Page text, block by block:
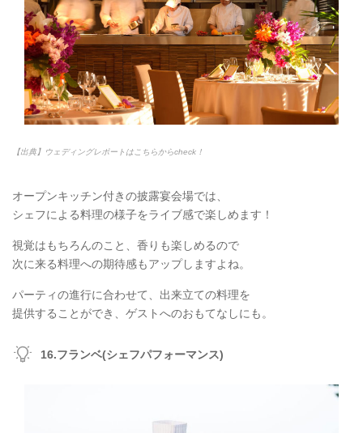
【出典】ウェディングレポートはこちらからcheck！
オープンキッチン付きの披露宴会場では、
シェフによる料理の様子をライブ感で楽しめます！
視覚はもちろんのこと、香りも楽しめるので
次に来る料理への期待感もアップしますよね。
パーティの進行に合わせて、出来立ての料理を
提供することができ、ゲストへのおもてなしにも。
16.フランベ(シェフパフォーマンス)